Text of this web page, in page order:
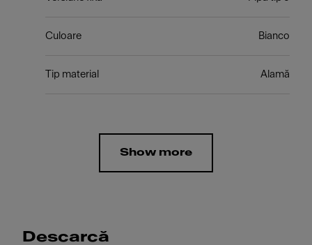
Culoare Bianco
Tip material Alamă
Show more
Descarcă